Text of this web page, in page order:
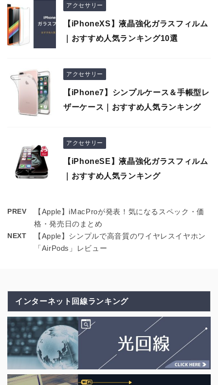
アクセサリー
【iPhoneXS】液晶強化ガラスフィルム
｜おすすめ人気ランキング10選
アクセサリー
【iPhone7】シンプルケース＆手帳型レ
ザーケース｜おすすめ人気ランキング
アクセサリー
【iPhoneSE】液晶強化ガラスフィルム
｜おすすめ人気ランキング
PREV
【Apple】iMacProが発表！気になるスペック・価
格・発売日のまとめ
NEXT
【Apple】シンプルで高音質のワイヤレスイヤホン
「AirPods」レビュー
インターネット回線ランキング